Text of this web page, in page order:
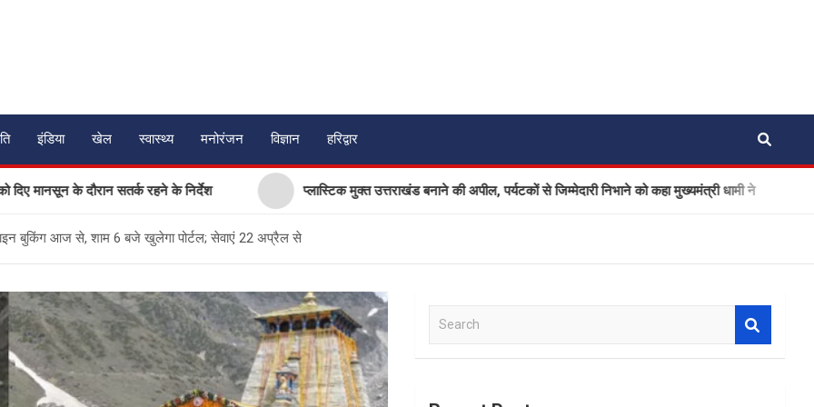
इंडिया खेल स्वास्थ्य मनोरंजन विज्ञान हरिद्वार
के दौरान सतर्क रहने के निर्देश प्लास्टिक मुक्त उत्तराखंड बनाने की अपील, पर्यटकों से जिम्मेदारी निभाने को कहा मुख्यमंत्री धामी ने
बुकिंग आज से, शाम 6 बजे खुलेगा पोर्टल; सेवाएं 22 अप्रैल से
a